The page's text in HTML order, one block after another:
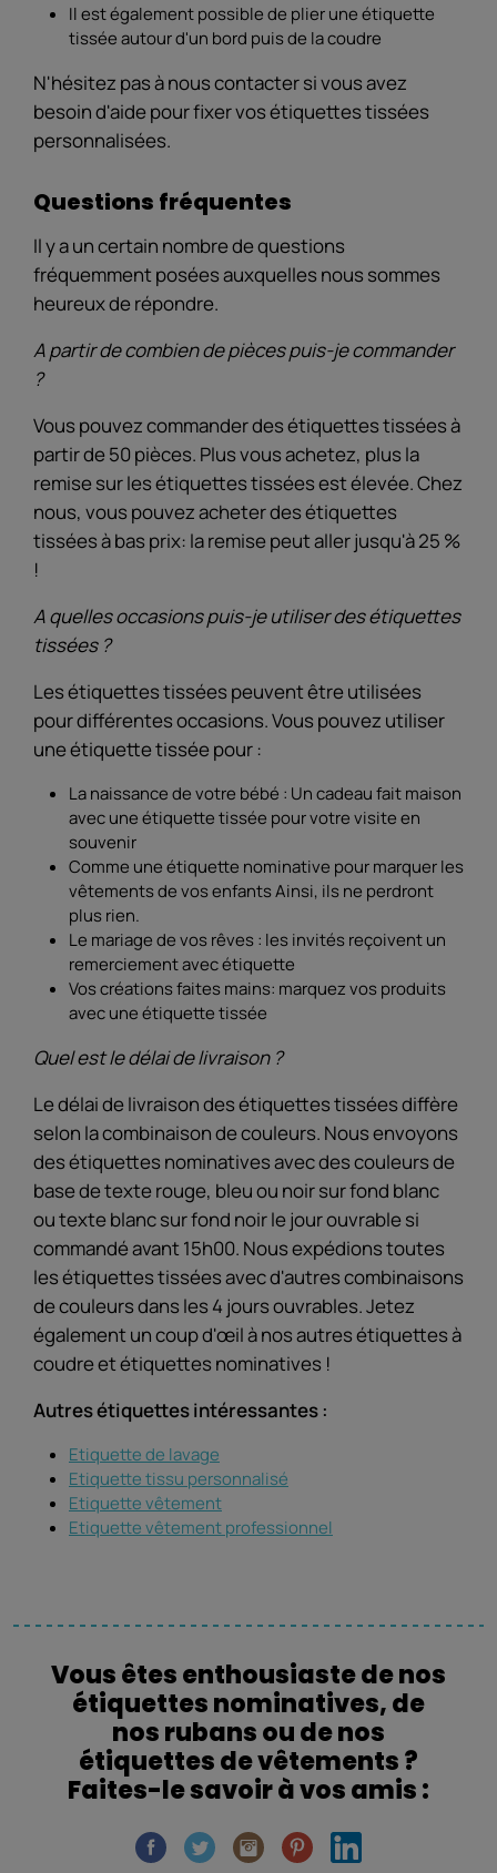
Il est également possible de plier une étiquette
tissée autour d'un bord puis de la coudre
N'hésitez pas à nous contacter si vous avez
besoin d'aide pour fixer vos étiquettes tissées
personnalisées.
Questions fréquentes
Il y a un certain nombre de questions
fréquemment posées auxquelles nous sommes
heureux de répondre.
A partir de combien de pièces puis-je commander
?
Vous pouvez commander des étiquettes tissées à
partir de 50 pièces. Plus vous achetez, plus la
remise sur les étiquettes tissées est élevée. Chez
nous, vous pouvez acheter des étiquettes
tissées à bas prix: la remise peut aller jusqu'à 25 %
!
A quelles occasions puis-je utiliser des étiquettes
tissées ?
Les étiquettes tissées peuvent être utilisées
pour différentes occasions. Vous pouvez utiliser
une étiquette tissée pour :
La naissance de votre bébé : Un cadeau fait maison
avec une étiquette tissée pour votre visite en
souvenir
Comme une étiquette nominative pour marquer les
vêtements de vos enfants Ainsi, ils ne perdront
plus rien.
Le mariage de vos rêves : les invités reçoivent un
remerciement avec étiquette
Vos créations faites mains: marquez vos produits
avec une étiquette tissée
Quel est le délai de livraison ?
Le délai de livraison des étiquettes tissées diffère
selon la combinaison de couleurs. Nous envoyons
des étiquettes nominatives avec des couleurs de
base de texte rouge, bleu ou noir sur fond blanc
ou texte blanc sur fond noir le jour ouvrable si
commandé avant 15h00. Nous expédions toutes
les étiquettes tissées avec d'autres combinaisons
de couleurs dans les 4 jours ouvrables. Jetez
également un coup d'œil à nos autres étiquettes à
coudre et étiquettes nominatives !
Autres étiquettes intéressantes :
Etiquette de lavage
Etiquette tissu personnalisé
Etiquette vêtement
Etiquette vêtement professionnel
Vous êtes enthousiaste de nos
étiquettes nominatives, de
nos rubans ou de nos
étiquettes de vêtements ?
Faites-le savoir à vos amis :